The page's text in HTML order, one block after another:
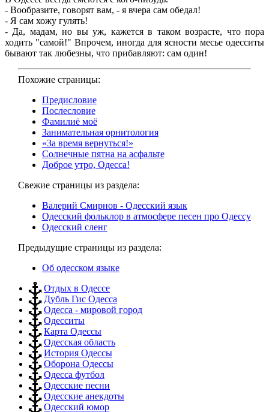
- Вообразите, говорят вам, - я вчера сам обедал!
- Я сам хожу гулять!
- Да, мадам, но вы уж, кажется в таком возрасте, что пора
ходить "самой!" Впрочем, иногда для ясности месье одесситы
бывают так любезны, что прибавляют: сам один!
Похожие страницы:
Предисловие
Послесловие
Фамилиё моё
Занимательная орнитология
«За время вернуться!»
Солнечные пятна на асфальте
Доброе утро, Одесса!
Свежие страницы из раздела:
Валерий Смирнов - Одесский язык
Одесский фольклор в атмосфере песен про Одессу
Одесский сленг
Предыдущие страницы из раздела:
Об одесском языке
Отдых в Одессе
Дубль Гис Одесса
Одесса - мировой город
Одесситы
Карта Одессы
Одесская область
История Одессы
Оборона Одессы
Одесса футбол
Одесские песни
Одесские анекдоты
Одесский юмор